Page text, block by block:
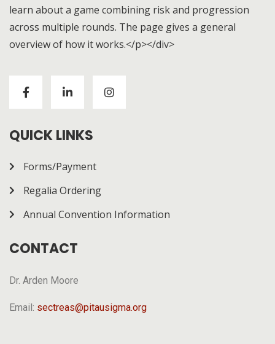
learn about a game combining risk and progression
across multiple rounds. The page gives a general
overview of how it works.</p></div>
about a game combining risk and progression across
how it works.
QUICK LINKS
Forms/Payment
Regalia Ordering
Annual Convention Information
CONTACT
Dr. Arden Moore
Email: sectreas@pitausigma.org